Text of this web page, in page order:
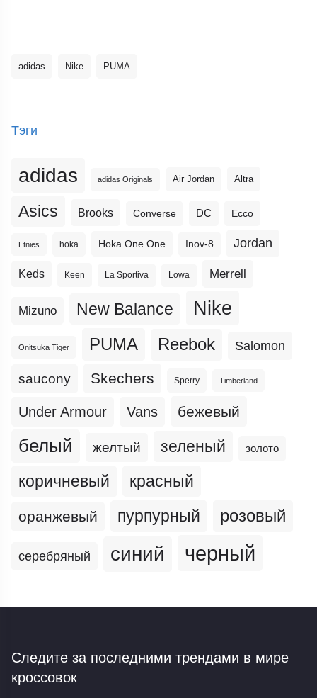
adidas Nike PUMA
Тэги
adidas adidas Originals Air Jordan Altra
Asics Brooks Converse DC Ecco
Etnies hoka Hoka One One Inov-8 Jordan
Keds Keen La Sportiva Lowa Merrell
Mizuno New Balance Nike
Onitsuka Tiger PUMA Reebok Salomon
saucony Skechers Sperry Timberland
Under Armour Vans бежевый
белый желтый зеленый золото
коричневый красный
оранжевый пурпурный розовый
серебряный синий черный
Следите за последними трендами в мире
кроссовок